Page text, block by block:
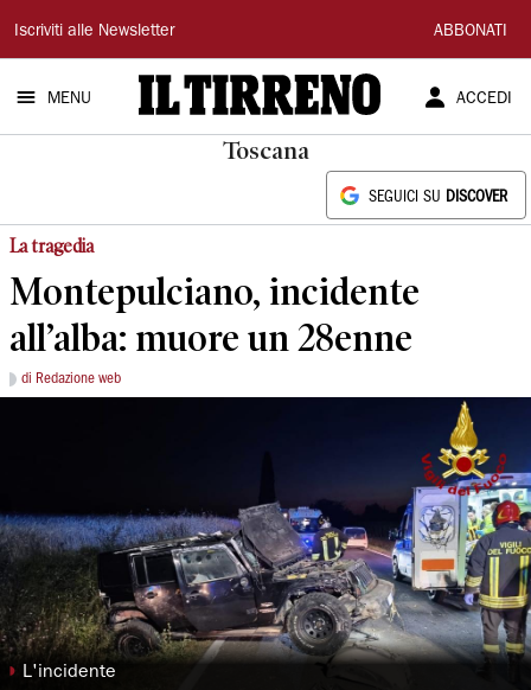
Il
Tirreno
Iscriviti alle Newsletter ABBONATI
MENU ACCEDI
Toscana
SEGUICI SU DISCOVER
La tragedia
Montepulciano, incidente
all’alba: muore un 28enne
di Redazione web
◗ L'incidente